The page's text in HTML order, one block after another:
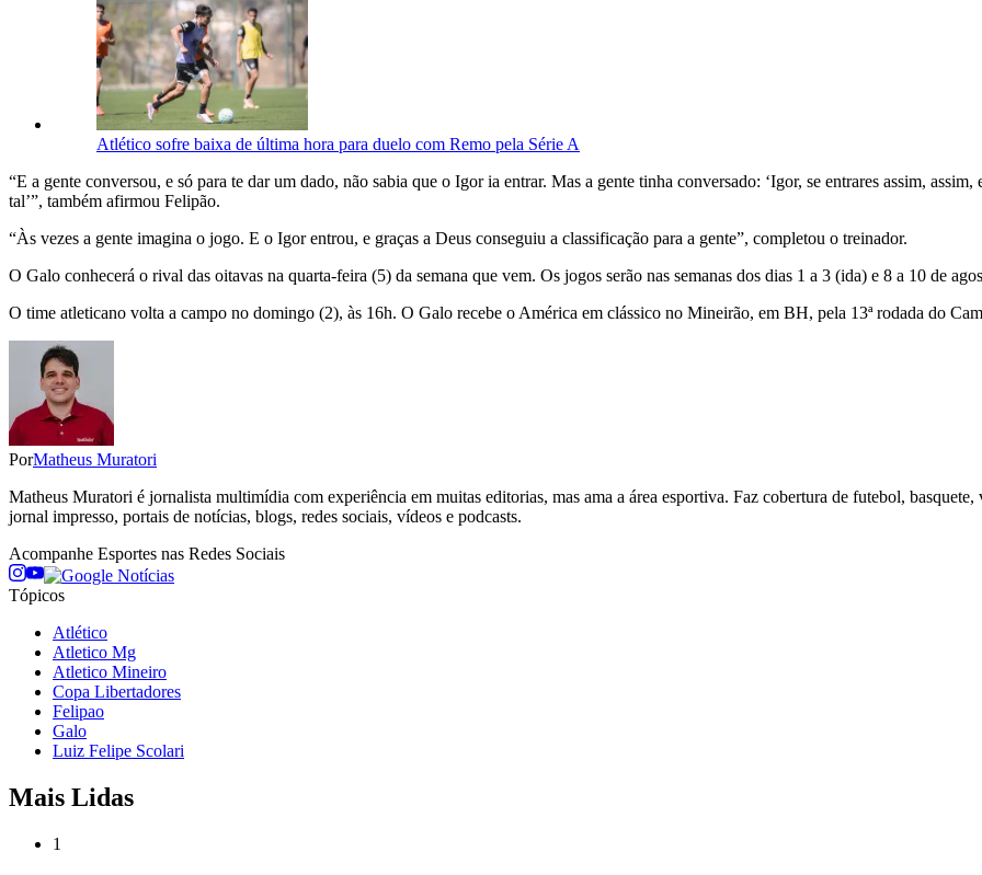
Atlético sofre baixa de última hora para duelo com Remo pela Série A
“E a gente conversou, e só para te dar um dado, não sabia que o Igor ia entrar. Mas a gente tinha conversado: ‘Igor, se entrares assim,
tal’”, também afirmou Felipão.
“Às vezes a gente imagina o jogo. E o Igor entrou, e graças a Deus conseguiu a classificação para a gente”, completou o treinador.
O Galo conhecerá o rival das oitavas na quarta-feira (5) da semana que vem. Os jogos serão nas semanas dos dias 1 a 3 (ida) e 8 a 10 de
O time atleticano volta a campo no domingo (2), às 16h. O Galo recebe o América em clássico no Mineirão, em BH, pela 13ª rodada do
PorMatheus Muratori
Matheus Muratori é jornalista multimídia com experiência em muitas editorias, mas ama a área esportiva. Faz cobertura de futebol,
jornal impresso, portais de notícias, blogs, redes sociais, vídeos e podcasts.
Acompanhe Esportes nas Redes Sociais
Tópicos
Atlético
Atletico Mg
Atletico Mineiro
Copa Libertadores
Felipao
Galo
Luiz Felipe Scolari
Mais Lidas
1